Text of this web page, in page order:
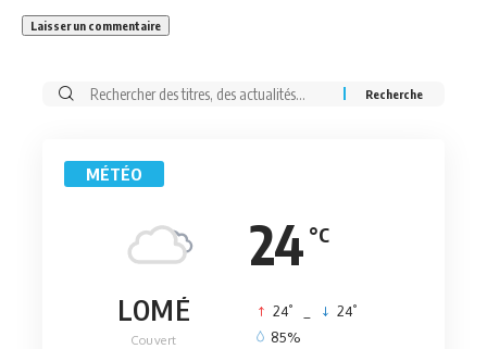
Rechercher:
MÉTÉO
24 °C
LOMÉ
Couvert
24° 24°
85%